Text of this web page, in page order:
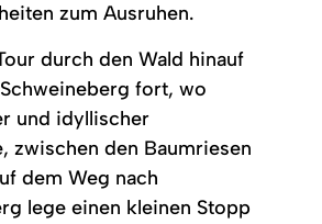
zum Ausruhen.
durch den Wald hinauf
fort, wo
und idyllischer
zwischen den Baumriesen
dem Weg nach
lege einen kleinen Stopp